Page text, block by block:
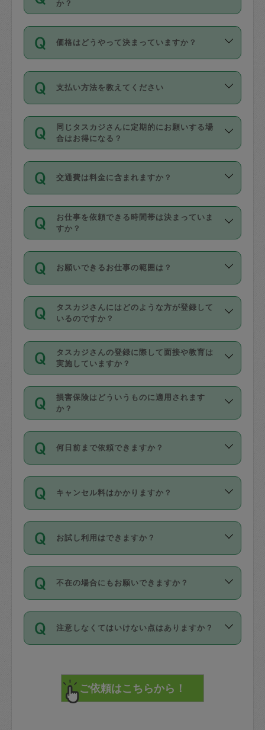
か？
依頼1回につき3時間固定です。3時間を
超えて依頼したい場合は、延長機能をご
利用ください。機能をご利用いただくに
の上事前申請することが必要です。な
お、3時間を下回っても、値引き等はござ
いません。
価格はどうやって決まっていますか？
11種類の価格帯の中からタスカジさん自
身が価格を選んで設定しています。
タスカジさんの価格設定には最初は制限
があり、レビュー件数、レビューの平均
値、などで除々に設定可能な最高額が上
がっていく仕組みになっています。
支払い方法を教えてください
お支払方法はクレジットカード（Visa／
Master／JCB／AMERICAN EXPRESS／
Diners Club）のみとなります。
を行う際にご入力ください。プロフィー
ル登録時にはご入力いただかなくても大
丈夫です。
デビットカード・プリペイドカード（Vプ
リカ、au WALLETなど）は支払にはご利
銀行振込や現金払いも対応していませ
なお、タスカジさんの交通費も、依頼料
金のご請求と合わせてお支払いとなりま
動計算で表示されます。
同じタスカジさんに定期的にお願いする場
合はお得になる？
依頼には「スポット」と「定期（毎週｜
隔週）」があり、「定期」の依頼は「ス
ポット」よりお得な料金でご利用できま
す。
定期の最低利用回数は設けていない代わ
りに、一定数を超えたキャンセルは有償
（例：毎週定期の場合は３回以上のキャ
ンセルが有償（1200円、隔週定期の場合
は２回以上のキャンセルが有償（1200
交通費は料金に含まれますか？
交通費は依頼料金とは別途発生し、依頼
料金のご請求と合わせてお支払いとなり
ます。交通費の金額は「依頼の詳細」に
お仕事を依頼できる時間帯は決まっていま
すか？
時間帯は3種類あります。いずれも１回あ
たり３時間です。
・ＡＭ ９時～１２時
・ＰＭ １３時～１６時
・夜 １８時～２１時
開始時間を２時間前後変更することが可
能です。依頼送信後、個別にタスカジさ
んにメッセージを送り調整してくださ
い。ただし、２時間を越えての調整はで
時間も被らない場合、損害保険の対象外
お願いできるお仕事の範囲は？
掃除、整理収納、洗濯、買い物、料理、
作り置きです。タスカジさんによってで
きる仕事の範囲が異なりますので、依頼
する前にタスカジさんのプロフィールで
確認してください。
基本的に、高所での作業や危険作業、屋
外での作業は対象外です。
タスカジさんにはどのような方が登録して
いるのですか？
主婦として長年の家事経験をお持ちの
方、栄養士・調理師といった資格者で保
育園や学校の給食やレストランで料理関
係の専門職に従事されていた方、日本で
すでにハウスキーパーや英語の先生とし
てお仕事をしているフィリピン出身の
社員など様々なバックグラウンドの方が
登録しています。
日本語も話せる方など様々です。
ールに記載していますので、各自の得意
を依頼してください。
タスカジさんの登録に際して面接や教育は
実施していますか？
応募の際に、各自事務局との面接と説明
を行っています。その後、身分証明書の
写真提出をしていただいています。外国
確認しています。タスカジさんトレーニ
ング動画を使ったセルフトレーニングの
現場トライアルを受け、合格したタスカ
ジさんが活動されています。
※テストセンターの講評は１件目のレビュ
参考
【詳細】タスカジさんの登録に際
損害保険はどういうものに適用されます
か？
依頼者とタスカジさんとの間でタスカジ
を通して成立した作業時間内での作業に
適用されます。作業範囲は、掃除、洗
です。作業中に物を壊したり、人にけが
をさせたりした場合が対象で、補償金額
す。
写真を撮り、
詳細FAQ：
損害賠償保険について教えて
何日前まで依頼できますか？
ご依頼は、現在を起点に3日後（72時間
以降）の日時から受付可能となっていま
す。
タスカジさんへ「募集」をかけることが
可能です。
キャンセル料はかかりますか？
キャンセル料には、以下の2種類がありま
す。
1. 直前キャンセル（定期、スポット契約
共通）
72時間を超える※と、以下のキャンセル
料が発生します。
直前キャンセル料：
72時間前〜24時間前＝依頼料金の50%
お試し利用はできますか？
「お試し利用」というメニューはありま
せんが、「一回のみ」依頼を活用するこ
とによって、気に入ったタスカジさんを
まず、条件の合う気になるタスカジさ
みてください。
その後、一番気に入ったタスカジさんに
不在の場合にもお願いできますか？
不在の場合の作業はタスカジさんの同意
が必要です。数回の依頼ののち、タスカ
ジさんと依頼者の間で十分な信頼関係が
てください。
不在時に部屋に入るためにタスカジさん
注意しなくてはいけない点はありますか？
で、必ず鍵のかかるロッカーや金庫に入
れて依頼者の責任の元管理するよう心掛
けてください。